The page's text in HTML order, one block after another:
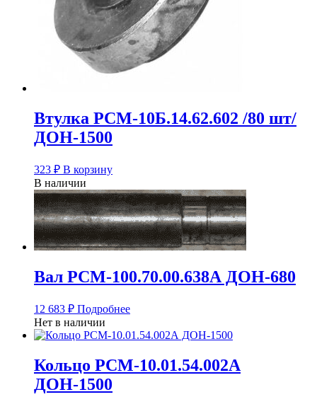
Втулка РСМ-10Б.14.62.602 /80 шт/
ДОН-1500
323 ₽ В корзину
В наличии
Вал РСМ-100.70.00.638А ДОН-680
12 683 ₽ Подробнее
Нет в наличии
Кольцо РСМ-10.01.54.002А
ДОН-1500